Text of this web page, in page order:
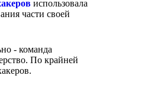
использовала
части своей
- команда
По крайней